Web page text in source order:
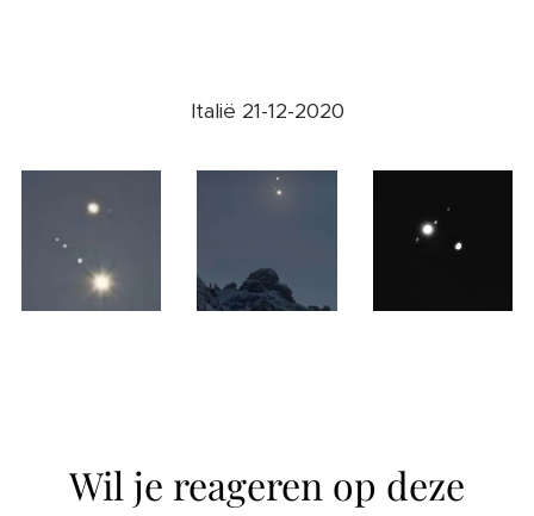
Italië 21-12-2020
Wil je reageren op deze